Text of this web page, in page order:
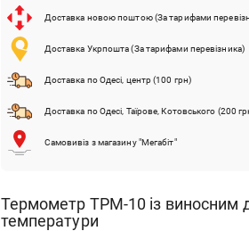
Доставка новою поштою (За тарифами
Доставка Укрпошта (За тарифами перевізника)
Доставка по Одесі, центр (100 грн)
Доставка по Одесі, Таїрове, Котовського (200
Самовивіз з магазину "Мегабіт"
Термометр TPM-10 із виносним
температури